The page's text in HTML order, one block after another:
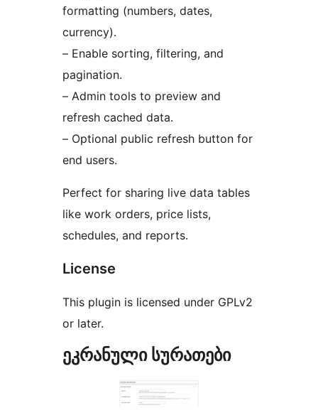
formatting (numbers, dates,
currency).
– Enable sorting, filtering, and
pagination.
– Admin tools to preview and
refresh cached data.
– Optional public refresh button for
end users.
Perfect for sharing live data tables
like work orders, price lists,
schedules, and reports.
License
This plugin is licensed under GPLv2
or later.
ეკრანული სურათები